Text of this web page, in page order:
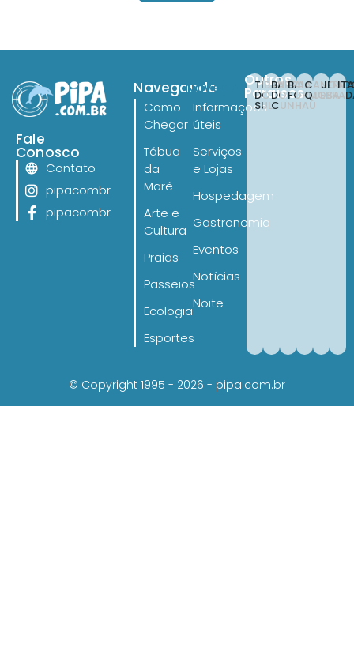
Fale
Conosco
Contato
pipacombr
pipacombr
Navegando
Como
Chegar
Tábua
da
Maré
Arte e
Cultura
Praias
Passeios
Ecologia
Esportes
Navegando
Informações
úteis
Serviços
e Lojas
Hospedagem
Gastronomia
Eventos
Notícias
Noite
Outros
Paraísos
TIBAU
DO
SUL
BARRA
DO
CUNHAÚ
BAIA
FORMOSA
CANOA
© Copyright 1995 - 2026 - pipa.com.br